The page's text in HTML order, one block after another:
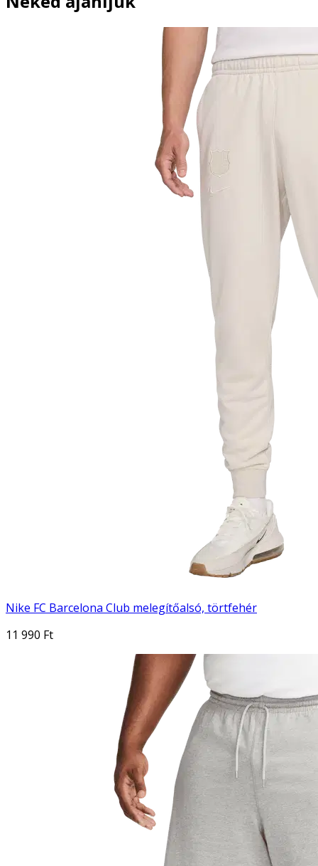
Nike FC Barcelona Club melegítőalsó, törtfehér
11 990 Ft